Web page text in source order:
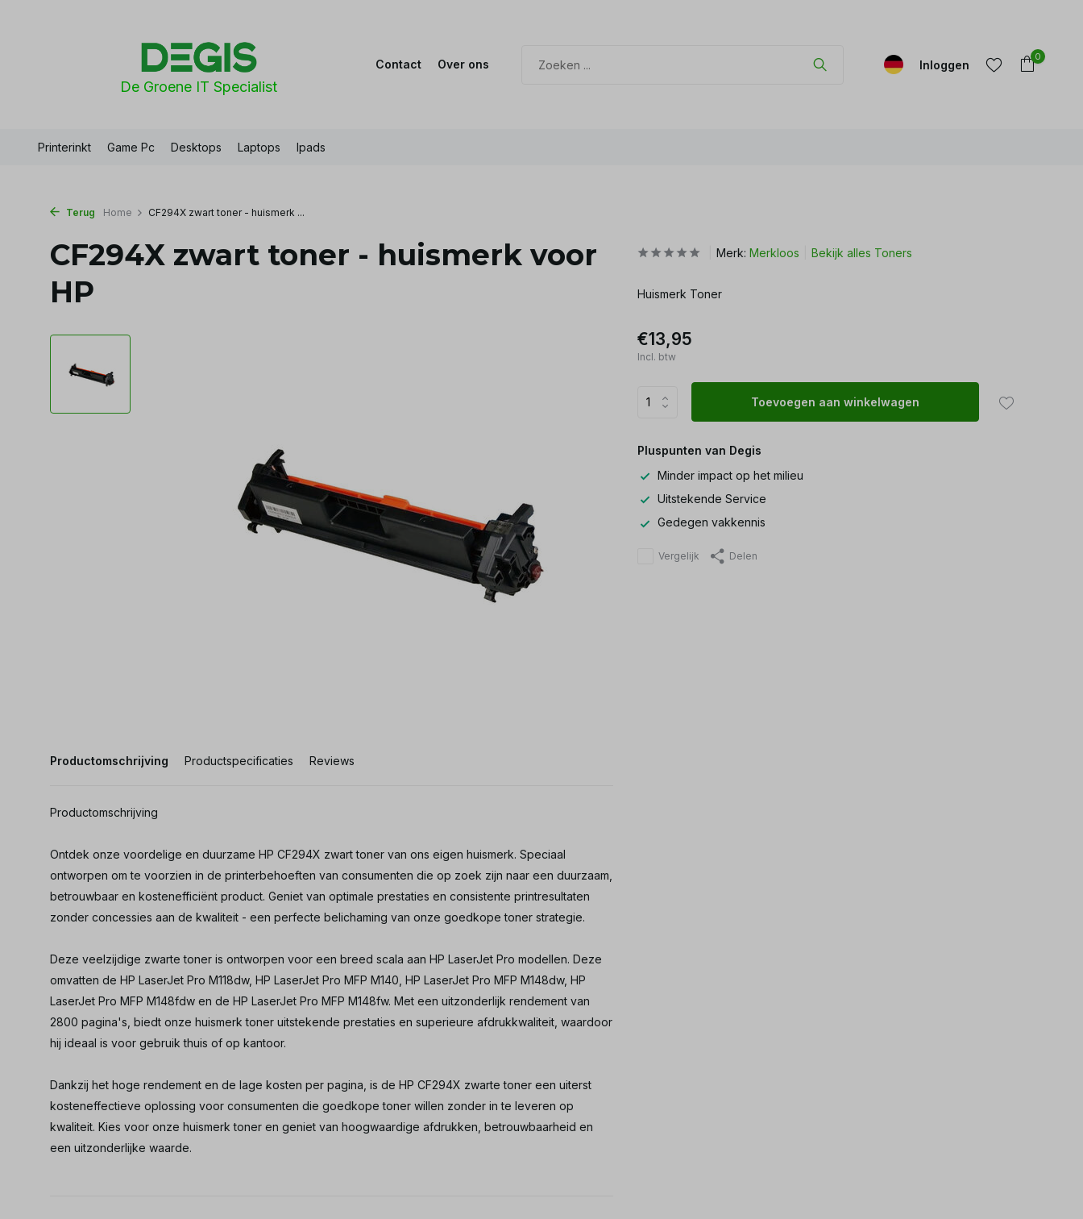
De Groene IT Specialist
Contact Over ons Inloggen
0
Printerinkt Game Pc Desktops Laptops Ipads
Terug Home CF294X zwart toner - huismerk ...
CF294X zwart toner - huismerk voor
HP
Productomschrijving Productspecificaties Reviews
Productomschrijving
Ontdek onze voordelige en duurzame HP CF294X zwart toner van ons eigen huismerk. Speciaal
ontworpen om te voorzien in de printerbehoeften van consumenten die op zoek zijn naar een duurzaam,
betrouwbaar en kostenefficiënt product. Geniet van optimale prestaties en consistente printresultaten
zonder concessies aan de kwaliteit - een perfecte belichaming van onze goedkope toner strategie.
Deze veelzijdige zwarte toner is ontworpen voor een breed scala aan HP LaserJet Pro modellen. Deze
omvatten de HP LaserJet Pro M118dw, HP LaserJet Pro MFP M140, HP LaserJet Pro MFP M148dw, HP
LaserJet Pro MFP M148fdw en de HP LaserJet Pro MFP M148fw. Met een uitzonderlijk rendement van
2800 pagina's, biedt onze huismerk toner uitstekende prestaties en superieure afdrukkwaliteit, waardoor
hij ideaal is voor gebruik thuis of op kantoor.
Dankzij het hoge rendement en de lage kosten per pagina, is de HP CF294X zwarte toner een uiterst
kosteneffectieve oplossing voor consumenten die goedkope toner willen zonder in te leveren op
kwaliteit. Kies voor onze huismerk toner en geniet van hoogwaardige afdrukken, betrouwbaarheid en
een uitzonderlijke waarde.
Merk:Merkloos Bekijk alles Toners
Huismerk Toner
€13,95
Incl. btw
Toevoegen aan winkelwagen
Pluspunten van Degis
Minder impact op het milieu
Uitstekende Service
Gedegen vakkennis
Vergelijk Delen